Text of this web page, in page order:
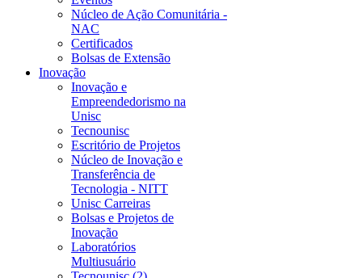
Núcleo de Ação Comunitária -
NAC
Certificados
Bolsas de Extensão
Inovação
Inovação e
Empreendedorismo na
Unisc
Tecnounisc
Escritório de Projetos
Núcleo de Inovação e
Transferência de
Tecnologia - NITT
Unisc Carreiras
Bolsas e Projetos de
Inovação
Laboratórios
Multiusuário